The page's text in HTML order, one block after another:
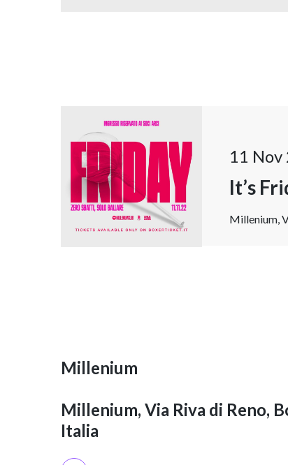
11
It’s
Millenium,
Millenium
Millenium, Via Riva di Reno,
Italia